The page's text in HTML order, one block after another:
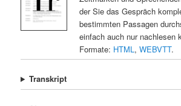
der Sie das Gespräch
bestimmten Passagen
einfach auch nur nachlesen
Formate: HTML , WEBVTT.
Transkript